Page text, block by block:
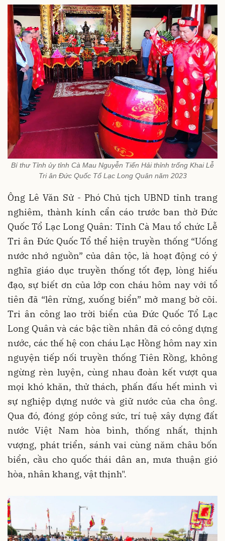
Bí thư Tỉnh ủy tỉnh Cà Mau Nguyễn Tiến Hải thỉnh trống Khai Lễ
Tri ân Đức Quốc Tổ Lạc Long Quân năm 2023
Ông Lê Văn Sử - Phó Chủ tịch UBND tỉnh trang
nghiêm, thành kính cẩn cáo trước ban thờ Đức
Quốc Tổ Lạc Long Quân: Tỉnh Cà Mau tổ chức Lễ
Tri ân Đức Quốc Tổ thể hiện truyền thống “Uống
nước nhớ nguồn” của dân tộc, là hoạt động có ý
nghĩa giáo dục truyền thống tốt đẹp, lòng hiếu
đạo, sự biết ơn của lớp con cháu hôm nay với tổ
tiên đã “lên rừng, xuống biển” mở mang bờ cõi.
Tri ân công lao trời biển của Đức Quốc Tổ Lạc
Long Quân và các bậc tiền nhân đã có công dựng
nước, các thế hệ con cháu Lạc Hồng hôm nay xin
nguyện tiếp nối truyền thống Tiên Rồng, không
ngừng rèn luyện, cùng nhau đoàn kết vượt qua
mọi khó khăn, thử thách, phấn đấu hết mình vì
sự nghiệp dựng nước và giữ nước của cha ông.
Qua đó, đóng góp công sức, trí tuệ xây dựng đất
nước Việt Nam hòa bình, thống nhất, thịnh
vượng, phát triển, sánh vai cùng năm châu bốn
biển, cầu cho quốc thái dân an, mưa thuận gió
hòa, nhân khang, vật thịnh".